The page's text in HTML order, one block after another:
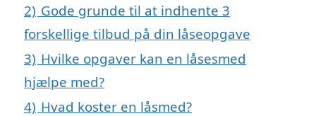
2) Gode grunde til at indhente 3
forskellige tilbud på din låseopgave
3) Hvilke opgaver kan en låsesmed
hjælpe med?
4) Hvad koster en låsmed?